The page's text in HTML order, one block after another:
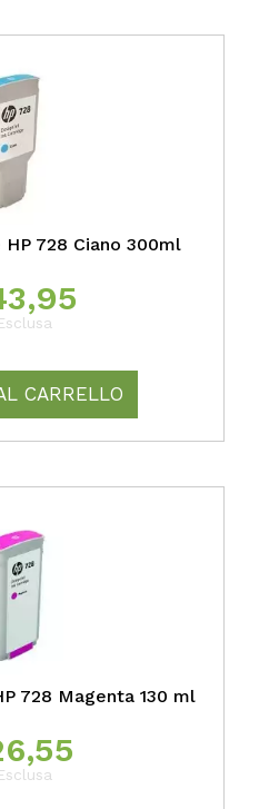
728 Ciano 300ml
CARRELLO
728 Magenta 130 ml